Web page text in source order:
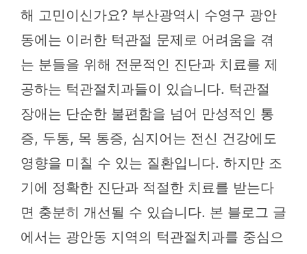
해 고민이신가요? 부산광역시 수영구 광안
동에는 이러한 턱관절 문제로 어려움을 겪
는 분들을 위해 전문적인 진단과 치료를 제
공하는 턱관절치과들이 있습니다. 턱관절
장애는 단순한 불편함을 넘어 만성적인 통
증, 두통, 목 통증, 심지어는 전신 건강에도
영향을 미칠 수 있는 질환입니다. 하지만 조
기에 정확한 진단과 적절한 치료를 받는다
면 충분히 개선될 수 있습니다. 본 블로그 글
에서는 광안동 지역의 턱관절치과를 중심으